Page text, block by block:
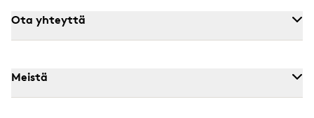
Ota yhteyttä
Meistä